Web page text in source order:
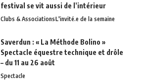
festival se vit aussi de l’intérieur
Clubs & AssociationsL'invité.e de la semaine
Saverdun : « La Méthode Bolino »
Spectacle équestre technique et drôle
– du 11 au 26 août
Spectacle